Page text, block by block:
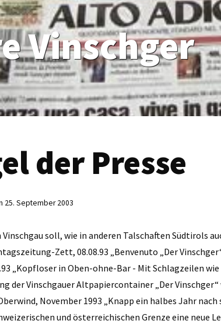
Vinschger
der Presse
25. September 2003
soll, wie in anderen Talschaften Südtirols
Zett, 08.08.93 „Benvenuto „Der
„Kopfloser in Oben-ohne-Bar - Mit Schlagzeilen
der Vinschgauer Altpapiercontainer „Der
November 1993 „Knapp ein halbes Jahr
und österreichischen Grenze eine neue